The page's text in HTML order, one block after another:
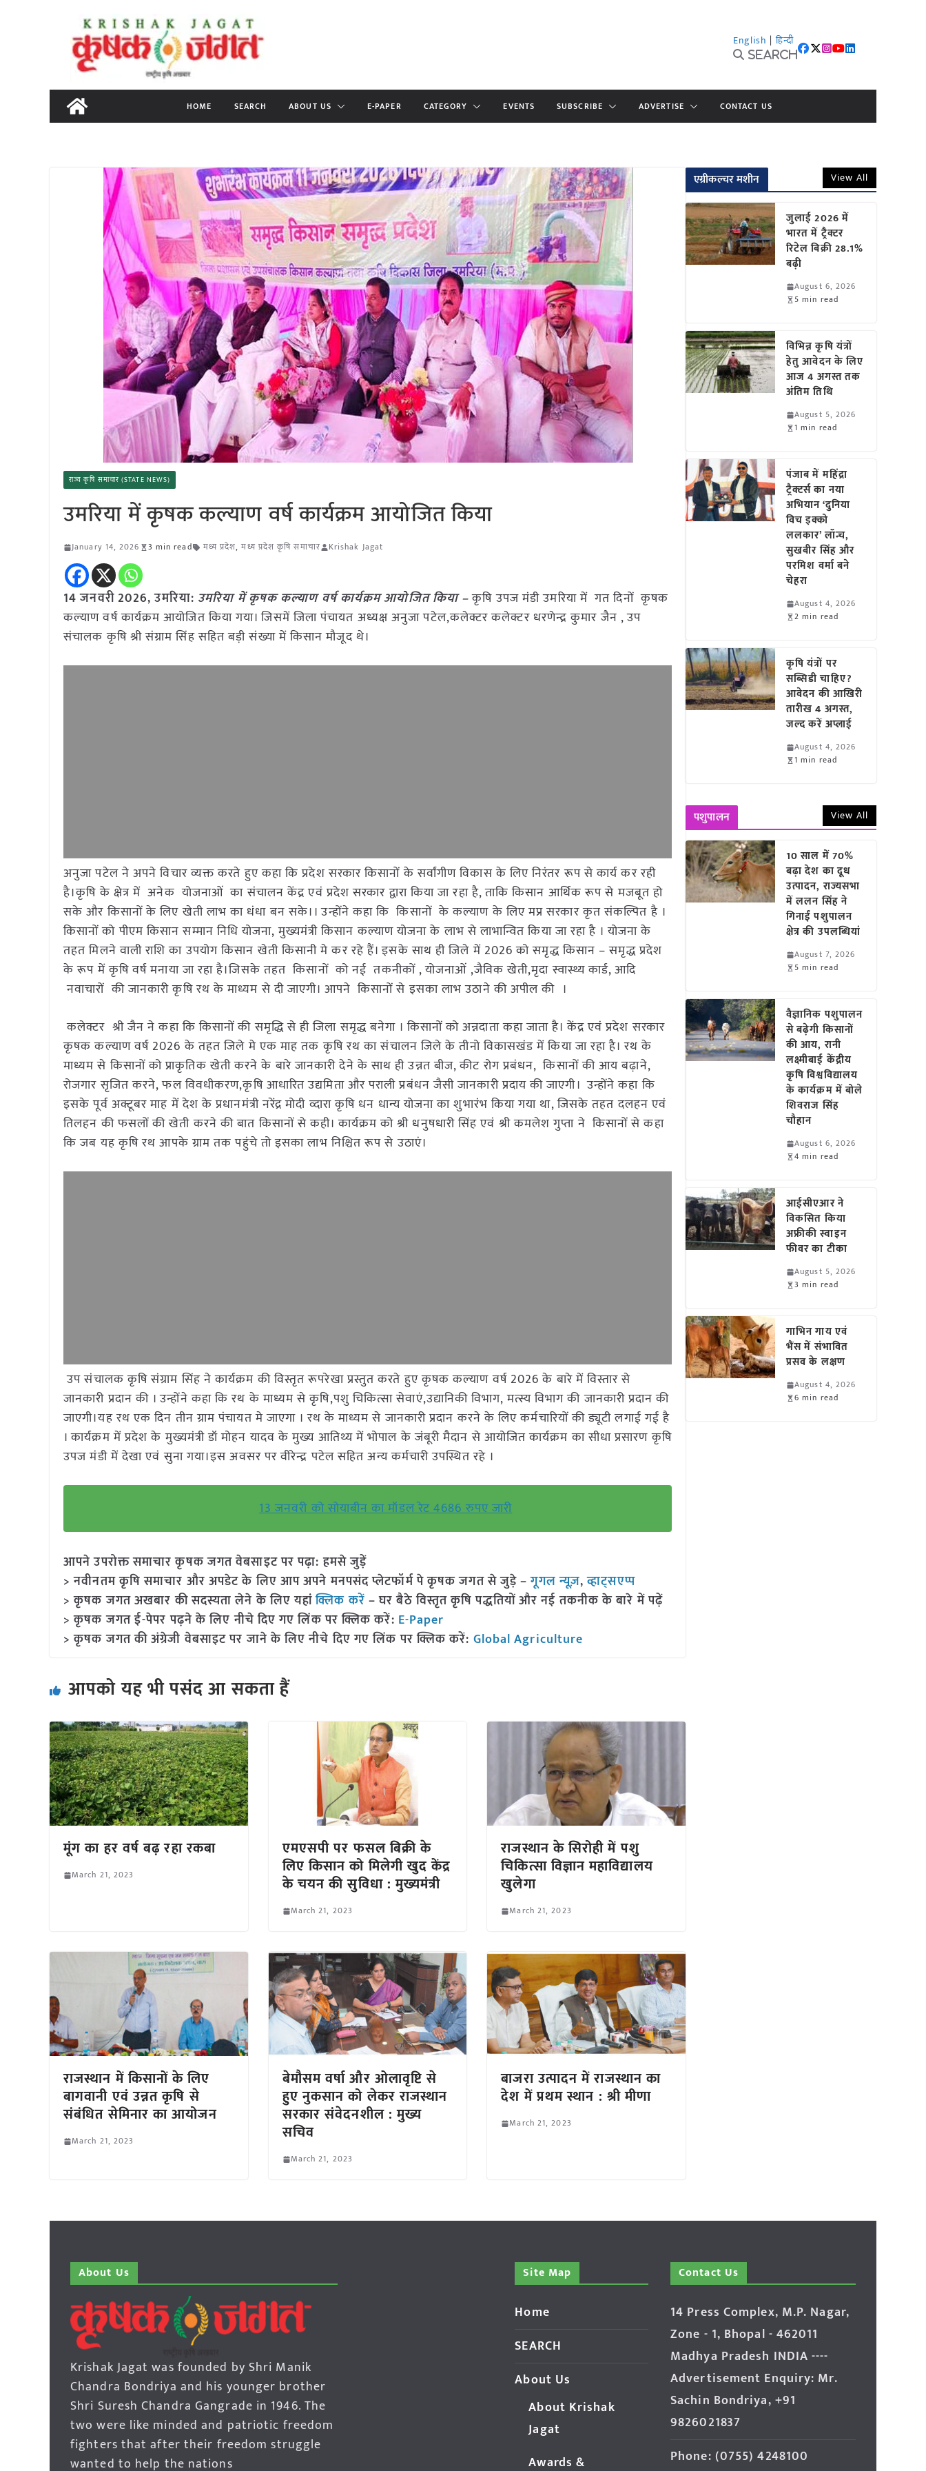
content
English | हिन्दी
Search
HOME SEARCH ABOUT US E-PAPER CATEGORY EVENTS SUBSCRIBE ADVERTISE CONTACT US
राज्य कृषि समाचार (STATE NEWS)
उमरिया में कृषक कल्याण वर्ष कार्यक्रम आयोजित किया
January 14, 2026 3 min read मध्य प्रदेश,मध्य प्रदेश कृषि समाचार Krishak Jagat
14 जनवरी2026,उमरिया: उमरिया में कृषक कल्याण वर्ष कार्यक्रम आयोजित किया –कृषि उपज मंडी उमरिया में गत दिनों कृषक
कल्याण वर्ष कार्यक्रम आयोजित किया गया। जिसमें जिला पंचायत अध्यक्ष अनुजा पटेल,कलेक्टर कलेक्टर धरणेन्द्र कुमार जैन , उप
संचालक कृषि श्री संग्राम सिंह सहित बड़ी संख्या में किसान मौजूद थे।
अनुजा पटेल ने अपने विचार व्यक्त करते हुए कहा कि प्रदेश सरकार किसानों के सर्वांगीण विकास के लिए निरंतर रूप से कार्य कर रही
है।कृषि के क्षेत्र में अनेक योजनाओं का संचालन केंद्र एवं प्रदेश सरकार द्वारा किया जा रहा है, ताकि किसान आर्थिक रूप से मजबूत हो
सके और किसानों के लिए खेती लाभ का धंधा बन सके।। उन्होंने कहा कि किसानों के कल्याण के लिए मप्र सरकार कृत संकल्पित है ।
किसानों को पीएम किसान सम्मान निधि योजना, मुख्यमंत्री किसान कल्याण योजना के लाभ से लाभान्वित किया जा रहा है । योजना के
तहत मिलने वाली राशि का उपयोग किसान खेती किसानी मे कर रहे हैं। इसके साथ ही जिले में 2026 को समृद्ध किसान – समृद्ध प्रदेश
के रूप में कृषि वर्ष मनाया जा रहा है।जिसके तहत किसानों को नई तकनीकों , योजनाओं ,जैविक खेती,मृदा स्वास्थ्य कार्ड, आदि
नवाचारों की जानकारी कृषि रथ के माध्यम से दी जाएगी। आपने किसानों से इसका लाभ उठाने की अपील की ।
कलेक्टर श्री जैन ने कहा कि किसानों की समृद्धि से ही जिला समृद्ध बनेगा । किसानों को अन्नदाता कहा जाता है। केंद्र एवं प्रदेश सरकार
कृषक कल्याण वर्ष 2026 के तहत जिले मे एक माह तक कृषि रथ का संचालन जिले के तीनो विकासखंड में किया जा रहा है। रथ के
माध्यम से किसानों को प्राकृतिक खेती करने के बारे जानकारी देने के साथ ही उन्नत बीज, कीट रोग प्रबंधन, किसानों की आय बढ़ाने,
रोजगार सृजित करने, फल विवधीकरण,कृषि आधारित उद्यमिता और पराली प्रबंधन जैसी जानकारी प्रदाय की जाएगी। उन्होंने कहा कि
इसके पूर्व अक्टूबर माह में देश के प्रधानमंत्री नरेंद्र मोदी व्दारा कृषि धन धान्य योजना का शुभारंभ किया गया था, जिसके तहत दलहन एवं
तिलहन की फसलों की खेती करने की बात किसानों से कही। कार्यक्रम को श्री धनुषधारी सिंह एवं श्री कमलेश गुप्ता ने किसानों से कहा
कि जब यह कृषि रथ आपके ग्राम तक पहुंचे तो इसका लाभ निश्चित रूप से उठाएं।
उप संचालक कृषि संग्राम सिंह ने कार्यक्रम की विस्तृत रूपरेखा प्रस्तुत करते हुए कृषक कल्याण वर्ष 2026 के बारे में विस्तार से
जानकारी प्रदान की । उन्होंने कहा कि रथ के माध्यम से कृषि,पशु चिकित्सा सेवाएं,उद्यानिकी विभाग, मत्स्य विभाग की जानकारी प्रदान की
जाएगी।यह रथ एक दिन तीन ग्राम पंचायत मे जाएगा । रथ के माध्यम से जानकारी प्रदान करने के लिए कर्मचारियों की ड्यूटी लगाई गई है
। कार्यक्रम में प्रदेश के मुख्यमंत्री डॉ मोहन यादव के मुख्य आतिथ्य में भोपाल के जंबूरी मैदान से आयोजित कार्यक्रम का सीधा प्रसारण कृषि
उपज मंडी में देखा एवं सुना गया।इस अवसर पर वीरेन्द्र पटेल सहित अन्य कर्मचारी उपस्थित रहे ।
13 जनवरी को सोयाबीन का मॉडल रेट 4686 रुपए जारी
आपने उपरोक्त समाचार कृषक जगत वेबसाइट पर पढ़ा: हमसे जुड़ें
> नवीनतम कृषि समाचार और अपडेट के लिए आप अपने मनपसंद प्लेटफॉर्म पे कृषक जगत से जुड़े –गूगल न्यूज़,व्हाट्सएप्प
> कृषक जगत अखबार की सदस्यता लेने के लिए यहांक्लिक करें – घर बैठे विस्तृत कृषि पद्धतियों और नई तकनीक के बारे में पढ़ें
> कृषक जगत ई-पेपर पढ़ने के लिए नीचे दिए गए लिंक पर क्लिक करें: E-Paper
> कृषक जगत की अंग्रेजी वेबसाइट पर जाने के लिए नीचे दिए गए लिंक पर क्लिक करें: Global Agriculture
आपको यह भी पसंद आ सकता हैं
मूंग का हर वर्ष बढ़ रहा रकबा
March 21, 2023
एमएसपी पर फसल बिक्री के
लिए किसान को मिलेगी खुद केंद्र
के चयन की सुविधा : मुख्यमंत्री
March 21, 2023
राजस्थान के सिरोही में पशु
चिकित्सा विज्ञान महाविद्यालय
खुलेगा
March 21, 2023
राजस्थान में किसानों के लिए
बागवानी एवं उन्नत कृषि से
संबंधित सेमिनार का आयोजन
March 21, 2023
बेमौसम वर्षा और ओलावृष्टि से
हुए नुकसान को लेकर राजस्थान
सरकार संवेदनशील : मुख्य
सचिव
March 21, 2023
बाजरा उत्पादन में राजस्थान का
देश में प्रथम स्थान : श्री मीणा
March 21, 2023
एग्रीकल्चर मशीन View All
जुलाई 2026 में
भारत में ट्रैक्टर
रिटेल बिक्री 28.1%
बढ़ी
August 6, 2026
5 min read
विभिन्न कृषि यंत्रों
हेतु आवेदन के लिए
आज 4 अगस्त तक
अंतिम तिथि
August 5, 2026
1 min read
पंजाब में महिंद्रा
ट्रैक्टर्स का नया
अभियान ‘दुनिया
विच इक्को
ललकार’ लॉन्च,
सुखबीर सिंह और
परमिश वर्मा बने
चेहरा
August 4, 2026
2 min read
कृषि यंत्रों पर
सब्सिडी चाहिए?
आवेदन की आखिरी
तारीख 4 अगस्त,
जल्द करें अप्लाई
August 4, 2026
1 min read
पशुपालन View All
10 साल में 70%
बढ़ा देश का दूध
उत्पादन, राज्यसभा
में ललन सिंह ने
गिनाईं पशुपालन
क्षेत्र की उपलब्धियां
August 7, 2026
5 min read
वैज्ञानिक पशुपालन
से बढ़ेगी किसानों
की आय, रानी
लक्ष्मीबाई केंद्रीय
कृषि विश्वविद्यालय
के कार्यक्रम में बोले
शिवराज सिंह
चौहान
August 6, 2026
4 min read
आईसीएआर ने
विकसित किया
अफ्रीकी स्वाइन
फीवर का टीका
August 5, 2026
3 min read
गाभिन गाय एवं
भैंस में संभावित
प्रसव के लक्षण
August 4, 2026
6 min read
About Us
Krishak Jagat was founded by Shri Manik
Chandra Bondriya and his younger brother
Shri Suresh Chandra Gangrade in 1946. The
two were like minded and patriotic freedom
fighters that after their freedom struggle
wanted to help the nations
Site Map
Home
SEARCH
About Us
About Krishak
Jagat
Awards &
Contact Us
14 Press Complex, M.P. Nagar,
Zone - 1, Bhopal - 462011
Madhya Pradesh INDIA ----
Advertisement Enquiry: Mr.
Sachin Bondriya, +91
9826021837
Phone: (0755) 4248100